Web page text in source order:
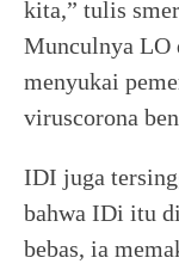
kita,” tulis
Munculnya LO
menyukai
viruscorona
IDI juga
bahwa IDi itu
bebas, ia